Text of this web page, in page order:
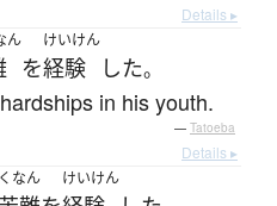
Details ▸
ん
を
けいけん
経験 した。
in his youth.
— Tatoeba
Details ▸
くなん けいけん